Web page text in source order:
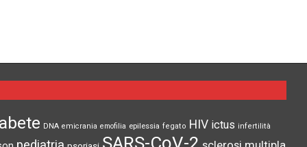
DNA emicrania emofilia epilessia fegato HIV ictus infertilità